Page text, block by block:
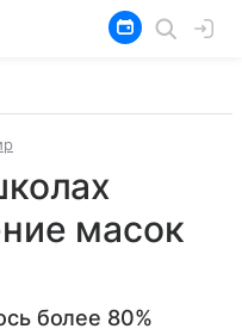
масок
более 80%